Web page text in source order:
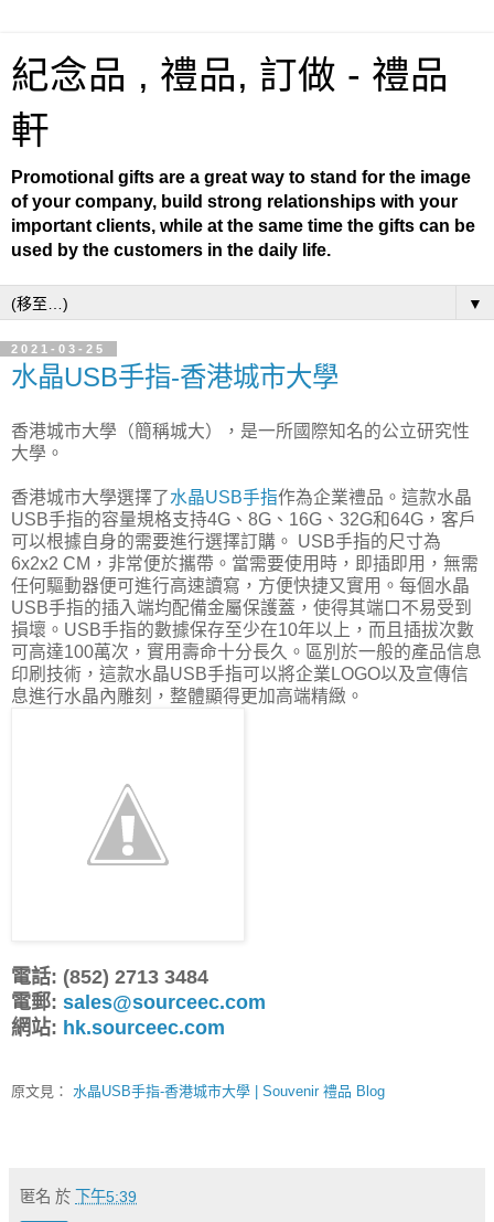
紀念品 , 禮品, 訂做 - 禮品
軒
Promotional gifts are a great way to stand for the image
of your company, build strong relationships with your
important clients, while at the same time the gifts can be
used by the customers in the daily life.
▼
2021-03-25
水晶USB手指-香港城市大學
香港城市大學（簡稱城大），是一所國際知名的公立研究性
大學。
香港城市大學選擇了水晶USB手指作為企業禮品。這款水晶
USB手指的容量規格支持4G、8G、16G、32G和64G，客戶
可以根據自身的需要進行選擇訂購。 USB手指的尺寸為
6x2x2 CM，非常便於攜帶。當需要使用時，即插即用，無需
任何驅動器便可進行高速讀寫，方便快捷又實用。每個水晶
USB手指的插入端均配備金屬保護蓋，使得其端口不易受到
損壞。USB手指的數據保存至少在10年以上，而且插拔次數
可高達100萬次，實用壽命十分長久。區別於一般的產品信息
印刷技術，這款水晶USB手指可以將企業LOGO以及宣傳信
息進行水晶內雕刻，整體顯得更加高端精緻。
電話: (852) 2713 3484
電郵: sales@sourceec.com
網站: hk.sourceec.com
原文見： 水晶USB手指-香港城市大學 | Souvenir 禮品 Blog
匿名 於 下午5:39